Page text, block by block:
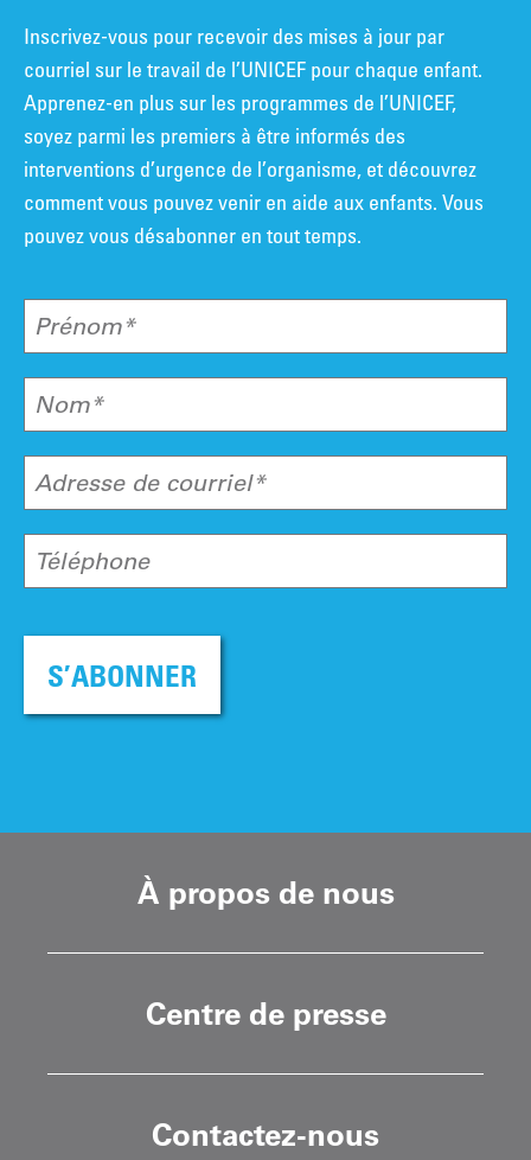
Inscrivez-vous pour recevoir des mises à jour par
courriel sur le travail de l’UNICEF pour chaque enfant.
Apprenez-en plus sur les programmes de l’UNICEF,
soyez parmi les premiers à être informés des
interventions d’urgence de l’organisme, et découvrez
comment vous pouvez venir en aide aux enfants. Vous
pouvez vous désabonner en tout temps.
Prénom*
Nom*
Adresse de courriel*
Téléphone
S’ABONNER
À propos de nous
Centre de presse
Contactez-nous